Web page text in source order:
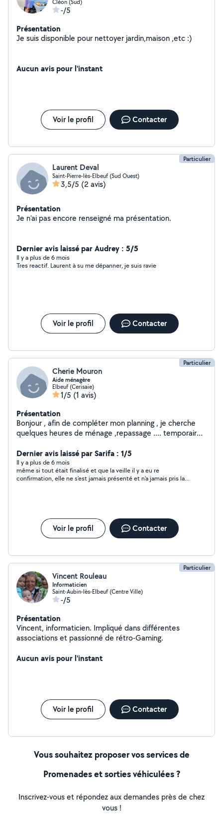
Cléon (Sud)
-/5
Présentation
Je suis disponible pour nettoyer jardin,maison ,etc :)
Aucun avis pour l'instant
Voir le profil Contacter
Particulier
Laurent Deval
Saint-Pierre-lès-Elbeuf (Sud Ouest)
3,5/5 (2 avis)
Présentation
Je n'ai pas encore renseigné ma présentation.
Dernier avis laissé par Audrey : 5/5
Il y a plus de 6 mois
Tres reactif. Laurent à su me dépanner, je suis ravie
Voir le profil Contacter
Particulier
Cherie Mouron
Aide ménagère
Elbeuf (Cerisaie)
1/5 (1 avis)
Présentation
Bonjour , afin de compléter mon planning , je cherche
quelques heures de ménage ,repassage .... temporaire
temps de midi , pour aide aux repas si besoin
Dernier avis laissé par Sarifa : 1/5
Il y a plus de 6 mois
même si tout était finalisé et que la veille il y a eu re
confirmation, elle ne s'est jamais présenté et n'a jamais pris la
Voir le profil Contacter
Particulier
Vincent Rouleau
Informaticien
Saint-Aubin-lès-Elbeuf (Centre Ville)
-/5
Présentation
Vincent, informaticien. Impliqué dans différentes
associations et passionné de rétro-Gaming.
Aucun avis pour l'instant
Voir le profil Contacter
Vous souhaitez proposer vos services de
Promenades et sorties véhiculées ?
Inscrivez-vous et répondez aux demandes près de chez
vous !